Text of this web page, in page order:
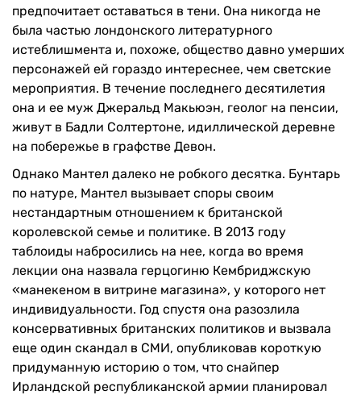
предпочитает оставаться в тени. Она никогда не
была частью лондонского литературного
истеблишмента и, похоже, общество давно умерших
персонажей ей гораздо интереснее, чем светские
мероприятия. В течение последнего десятилетия
она и ее муж Джеральд Макьюэн, геолог на пенсии,
живут в Бадли Солтертоне, идиллической деревне
на побережье в графстве Девон.
Однако Мантел далеко не робкого десятка. Бунтарь
по натуре, Мантел вызывает споры своим
нестандартным отношением к британской
королевской семье и политике. В 2013 году
таблоиды набросились на нее, когда во время
лекции она назвала герцогиню Кембриджскую
«манекеном в витрине магазина», у которого нет
индивидуальности. Год спустя она разозлила
консервативных британских политиков и вызвала
еще один скандал в СМИ, опубликовав короткую
придуманную историю о том, что снайпер
Ирландской республиканской армии планировал